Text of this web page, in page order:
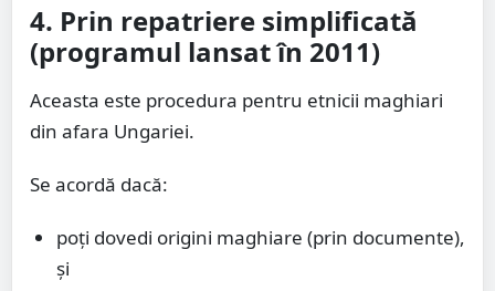
4. Prin repatriere simplificată
(programul lansat în 2011)
Aceasta este procedura pentru etnicii maghiari
din afara Ungariei.
Se acordă dacă:
poți dovedi origini maghiare (prin documente),
și